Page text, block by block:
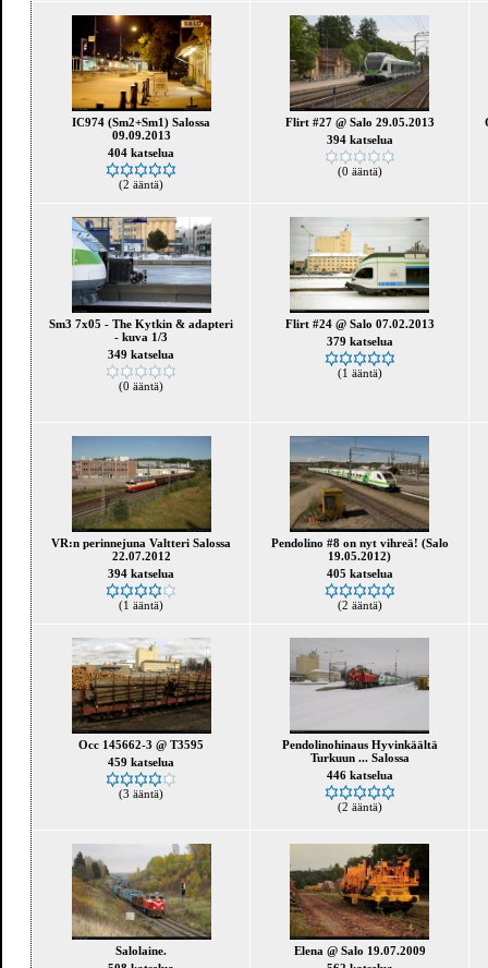
IC974 (Sm2+Sm1) Salossa
09.09.2013
404 katselua
(2 ääntä)
Flirt #27 @ Salo 29.05.2013
394 katselua
(0 ääntä)
Sm3 7x05 - The Kytkin & adapteri
- kuva 1/3
349 katselua
(0 ääntä)
Flirt #24 @ Salo 07.02.2013
379 katselua
(1 ääntä)
VR:n perinnejuna Valtteri Salossa
22.07.2012
394 katselua
(1 ääntä)
Pendolino #8 on nyt vihreä! (Salo
19.05.2012)
405 katselua
(2 ääntä)
Occ 145662-3 @ T3595
459 katselua
(3 ääntä)
Pendolinohinaus Hyvinkäältä
Turkuun ... Salossa
446 katselua
(2 ääntä)
Salolaine.
Elena @ Salo 19.07.2009